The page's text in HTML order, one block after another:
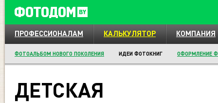
ПРОФЕССИОНАЛАМ КАЛЬКУЛЯТОР КОМПАНИЯ
ФОТОАЛЬБОМ НОВОГО ПОКОЛЕНИЯ ИДЕИ ФОТОКНИГ ОФОРМЛЕНИЕ
ДЕТСКАЯ